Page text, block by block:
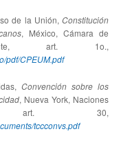
de la Unión, Constitución
, México, Cámara de
art. 1o.,
pdf/CPEUM.pdf
Convención sobre los
, Nueva York, Naciones
art. 30,
tccconvs.pdf